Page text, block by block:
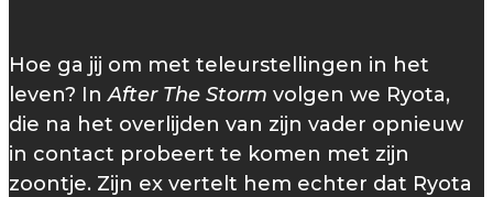
Hoe ga jij om met teleurstellingen in het
leven? InAfter The Storm volgen we Ryota,
die na het overlijden van zijn vader opnieuw
in contact probeert te komen met zijn
zoontje. Zijn ex vertelt hem echter dat Ryota